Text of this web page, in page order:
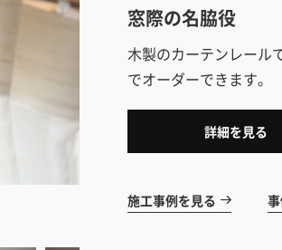
窓際の名脇役
木製のカーテンレール
でオーダーできます。
詳細を見る
施工事例を見る